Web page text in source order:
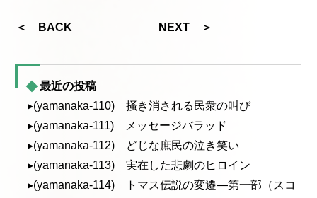
＜ BACK NEXT ＞
最近の投稿
▸(yamanaka-110) 掻き消される民衆の叫び
▸(yamanaka-111) メッセージバラッド
▸(yamanaka-112) どじな庶民の泣き笑い
▸(yamanaka-113) 実在した悲劇のヒロイン
▸(yamanaka-114) トマス伝説の変遷—第一部（スコ